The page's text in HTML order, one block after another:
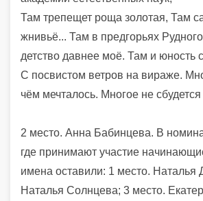
Там трепещет роща золотая, Там
жнивьё... Там в предгорьях
детство давнее моё. Там и юность
С посвистом ветров на вираже.
чём мечталось. Многое не
2 место. Анна Бабинцева. В
где принимают участие
имена оставили: 1 место. Наталья
Наталья Солнцева; 3 место.